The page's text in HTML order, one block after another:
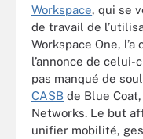
Workspace, qui se
de travail de
Workspace One,
l’annonce de celui-
pas manqué de
CASB de Blue
Networks. Le but
unifier mobilité,